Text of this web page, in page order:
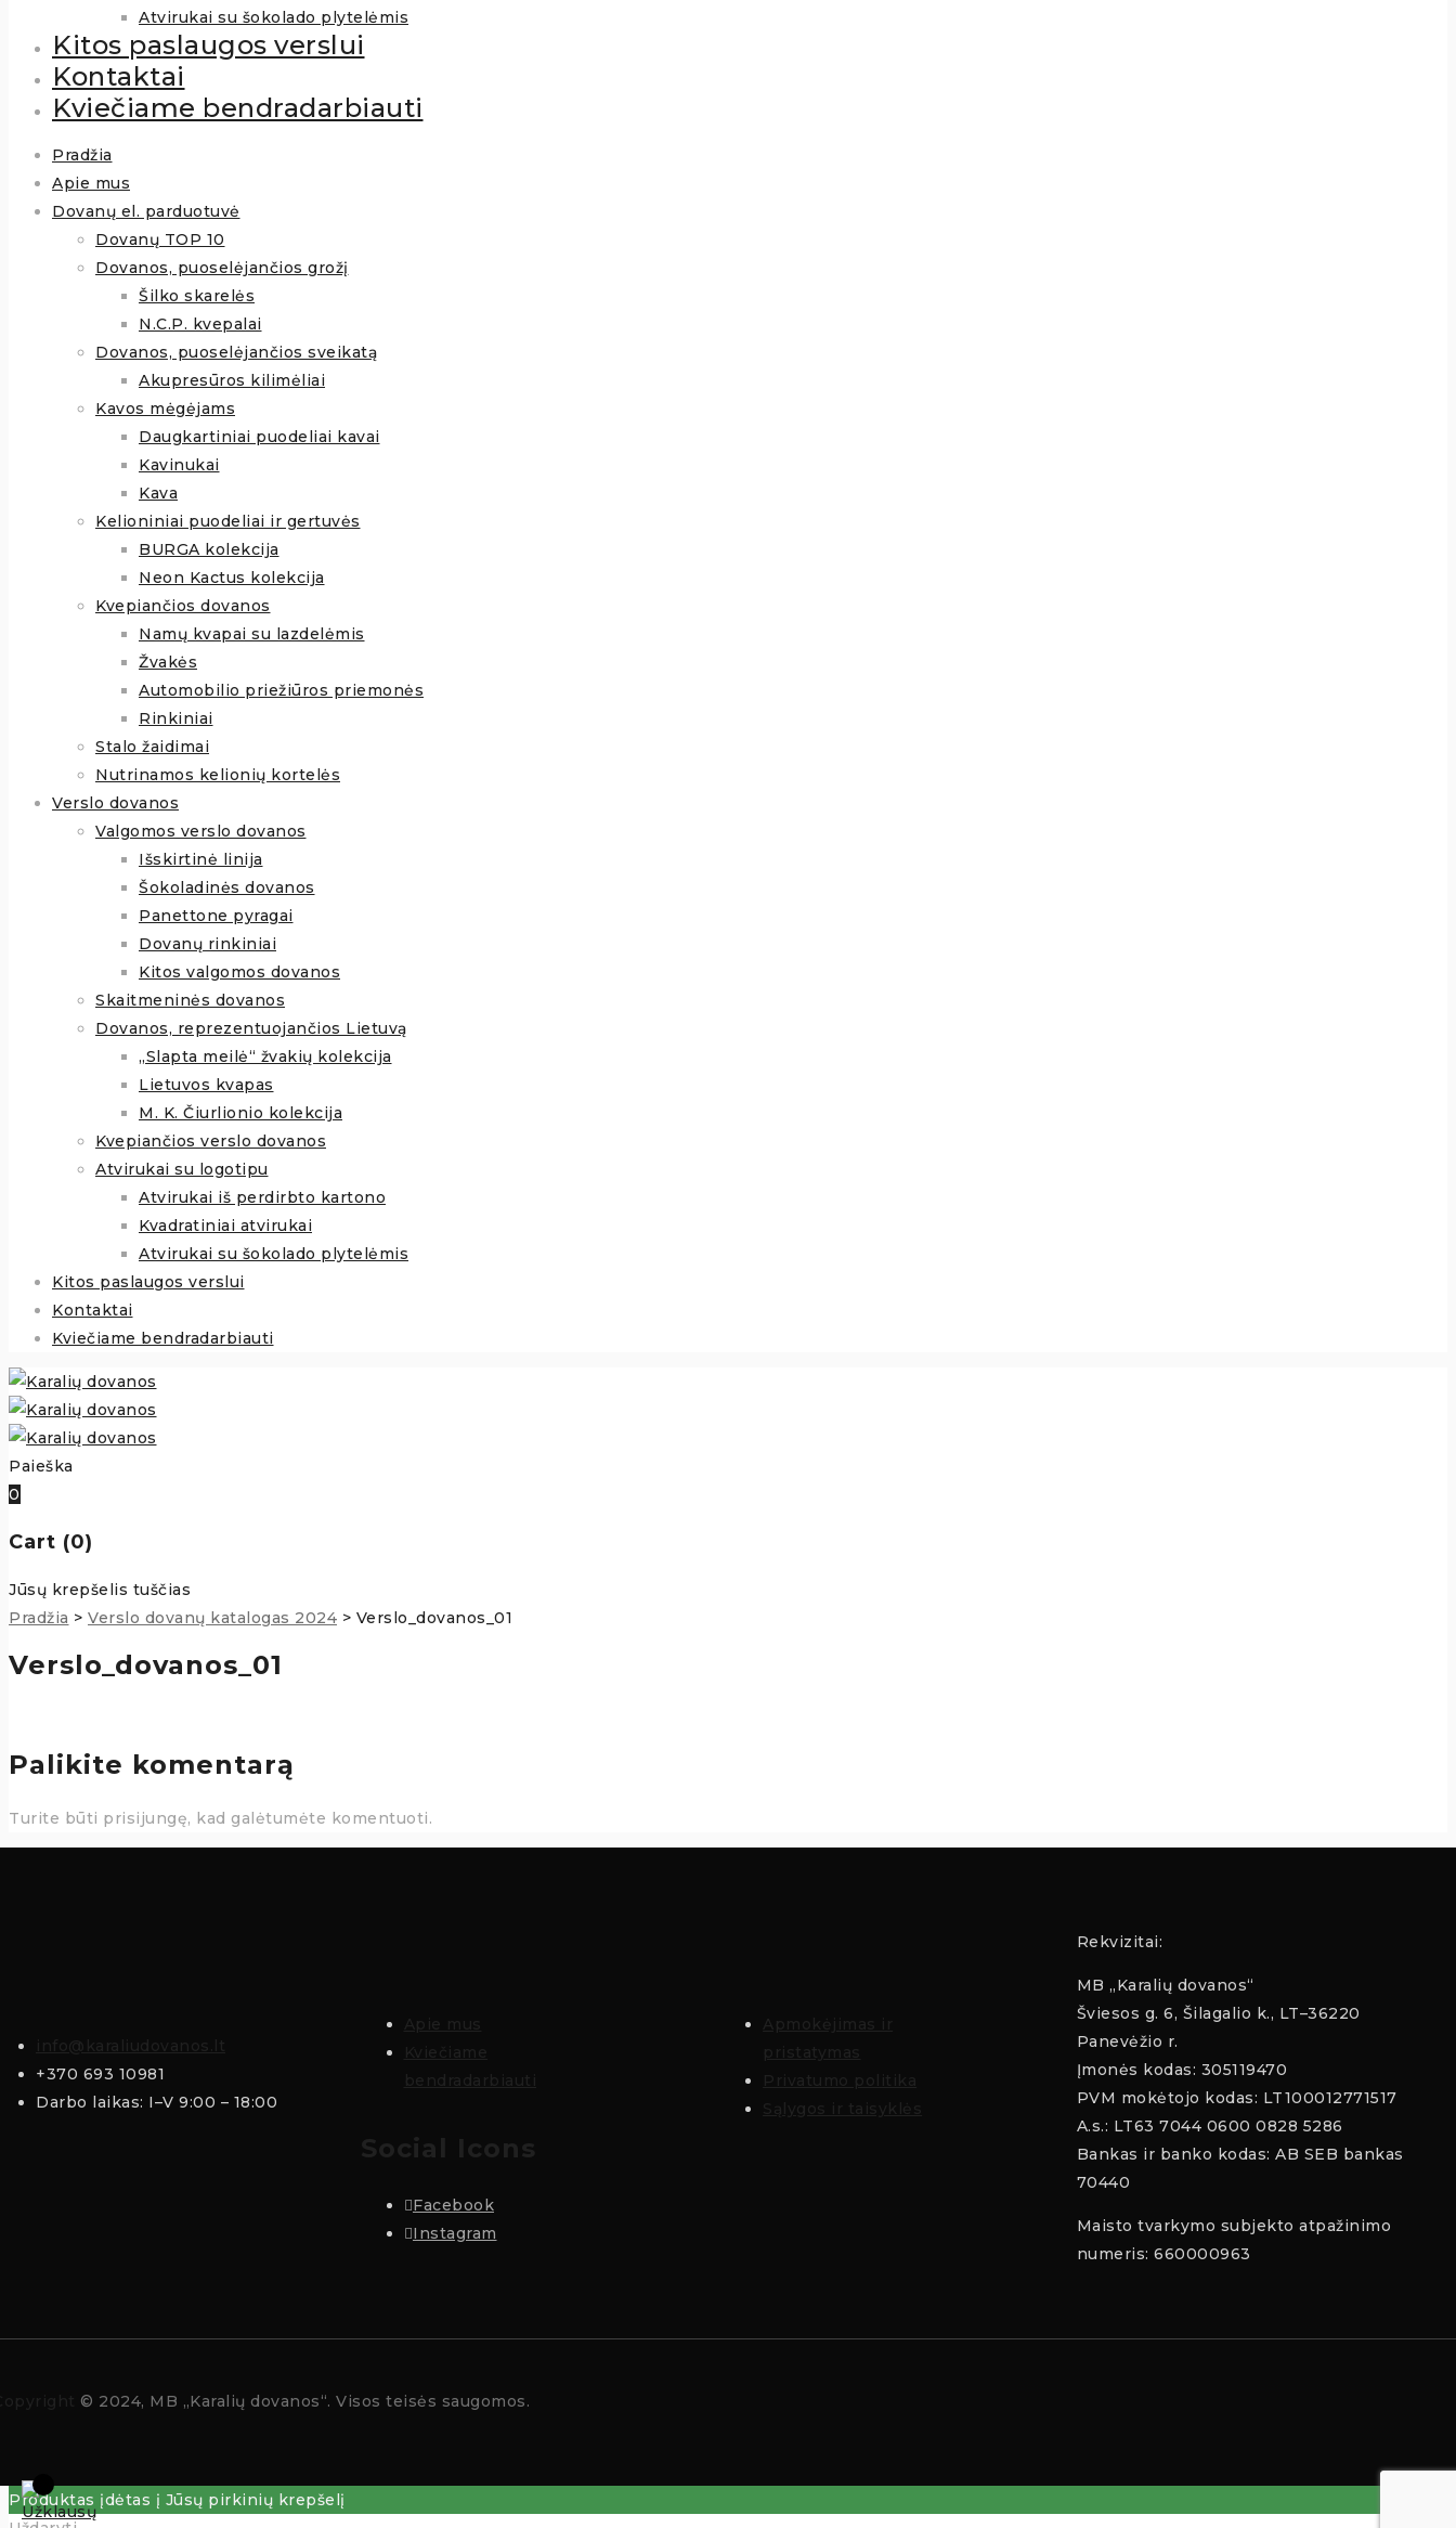
Atvirukai su šokolado plytelėmis
Kitos paslaugos verslui
Kontaktai
Kviečiame bendradarbiauti
Pradžia
Apie mus
Dovanų el. parduotuvė
Dovanų TOP 10
Dovanos, puoselėjančios grožį
Šilko skarelės
N.C.P. kvepalai
Dovanos, puoselėjančios sveikatą
Akupresūros kilimėliai
Kavos mėgėjams
Daugkartiniai puodeliai kavai
Kavinukai
Kava
Kelioniniai puodeliai ir gertuvės
BURGA kolekcija
Neon Kactus kolekcija
Kvepiančios dovanos
Namų kvapai su lazdelėmis
Žvakės
Automobilio priežiūros priemonės
Rinkiniai
Stalo žaidimai
Nutrinamos kelionių kortelės
Verslo dovanos
Valgomos verslo dovanos
Išskirtinė linija
Šokoladinės dovanos
Panettone pyragai
Dovanų rinkiniai
Kitos valgomos dovanos
Skaitmeninės dovanos
Dovanos, reprezentuojančios Lietuvą
„Slapta meilė“ žvakių kolekcija
Lietuvos kvapas
M. K. Čiurlionio kolekcija
Kvepiančios verslo dovanos
Atvirukai su logotipu
Atvirukai iš perdirbto kartono
Kvadratiniai atvirukai
Atvirukai su šokolado plytelėmis
Kitos paslaugos verslui
Kontaktai
Kviečiame bendradarbiauti
Paieška
0
Cart (0)
Jūsų krepšelis tuščias
Pradžia > Verslo dovanų katalogas 2024 > Verslo_dovanos_01
Verslo_dovanos_01
Palikite komentarą
Turite būti prisijungę, kad galėtumėte komentuoti.
+370 693 10981
Darbo laikas: I–V 9:00 – 18:00
Facebook
Instagram
Rekvizitai:
MB „Karalių dovanos“
Šviesos g. 6, Šilagalio k., LT–36220
Panevėžio r.
Įmonės kodas: 305119470
PVM mokėtojo kodas: LT100012771517
A.s.: LT63 7044 0600 0828 5286
Bankas ir banko kodas: AB SEB bankas
70440
Maisto tvarkymo subjekto atpažinimo
numeris: 660000963
© 2024, MB „Karalių dovanos“. Visos teisės saugomos.
Produktas įdėtas į Jūsų pirkinių krepšelį